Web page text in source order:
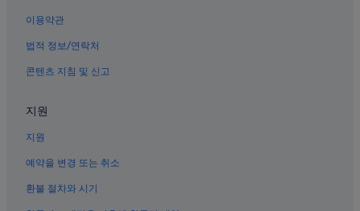
라스베이거스 스트립의 골프 호텔
파라다이스의 전자레인지 구비 호텔
Mgm 그랜드 카지노 근처 호텔
파라다이스의 워터파크 호텔
파라다이스의 콘도
이용약관
법적 정보/연락처
콘텐츠 지침 및 신고
지원
지원
예약을 변경 또는 취소
환불 절차와 시기